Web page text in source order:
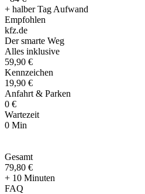
+ halber Tag Aufwand
Empfohlen
kfz.de
Der smarte Weg
Alles inklusive
59,90 €
Kennzeichen
19,90 €
Anfahrt & Parken
0 €
Wartezeit
0 Min
Gesamt
79,80 €
+ 10 Minuten
FAQ